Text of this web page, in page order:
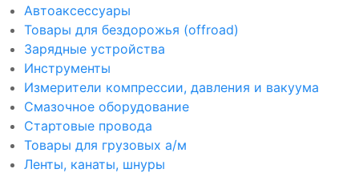
Автоаксессуары
Товары для бездорожья (offroad)
Зарядные устройства
Инструменты
Измерители компрессии, давления и вакуума
Смазочное оборудование
Стартовые провода
Товары для грузовых а/м
Ленты, канаты, шнуры